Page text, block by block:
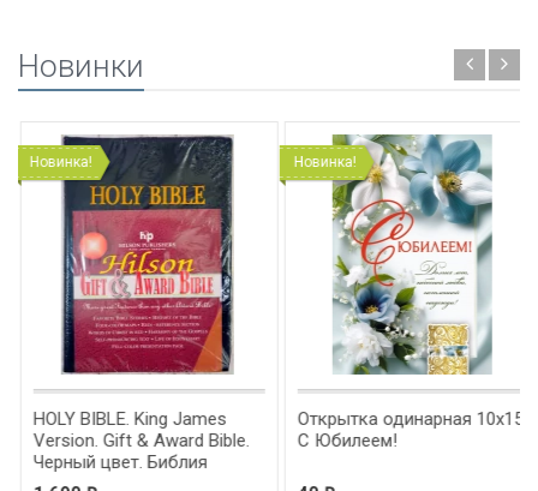
Новинки
Новинка!
HOLY BIBLE. King James
Version. Gift & Award Bible.
Черный цвет. Библия
Короля Иакова на
Новинка!
Открытка одинарная 10x15:
С Юбилеем!